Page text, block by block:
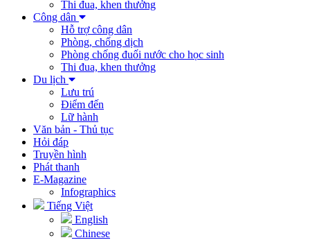
Thi đua, khen thưởng
Công dân
Hỗ trợ công dân
Phòng, chống dịch
Phòng chống đuối nước cho học sinh
Thi đua, khen thưởng
Du lịch
Lưu trú
Điểm đến
Lữ hành
Văn bản - Thủ tục
Hỏi đáp
Truyền hình
Phát thanh
E-Magazine
Infographics
Tiếng Việt
English
Chinese